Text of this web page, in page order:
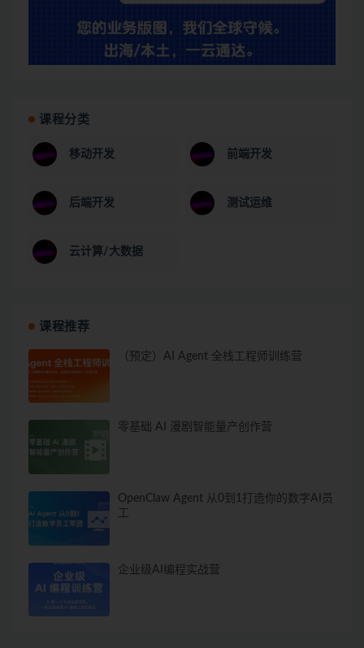
课程分类
移动开发 前端开发
后端开发 测试运维
云计算/大数据
课程推荐
（预定）AI Agent 全栈工程师训练营
零基础 AI 漫剧智能量产创作营
OpenClaw Agent 从0到1打造你的数字AI员
企业级AI编程实战营